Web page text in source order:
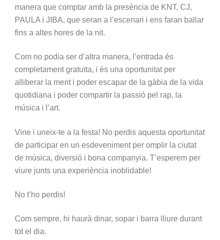
manera que comptar amb la presència de KNT, CJ,
PAULA i JIBA, que seran a l’escenari i ens faran ballar
fins a altes hores de la nit.
Com no podia ser d’altra manera, l’entrada és
completament gratuïta, i és una oportunitat per
alliberar la ment i poder escapar de la gàbia de la vida
quotidiana i poder compartir la passió pel rap, la
música i l’art.
Vine i uneix-te a la festa! No perdis aquesta oportunitat
de participar en un esdeveniment per omplir la ciutat
de música, diversió i bona companyia. T’esperem per
viure junts una experiència inoblidable!
No t’ho perdis!
Com sempre, hi haurà dinar, sopar i barra lliure durant
tot el dia.